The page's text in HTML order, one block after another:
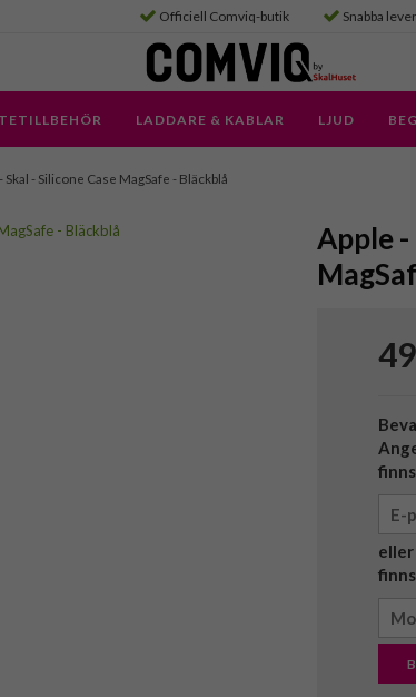
Officiell Comviq-butik Snabba
LADDARE & KABLAR LJUD
Skal - Silicone Case MagSafe - Bläckblå
Apple -
eller